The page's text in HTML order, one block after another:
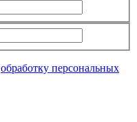
обработку персональных